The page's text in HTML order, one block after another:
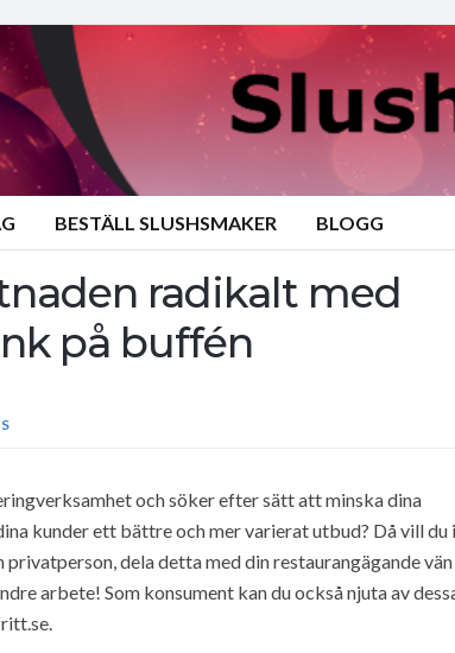
BESTÄLL SLUSHSMAKER BLOGG
radikalt med
på buffén
och söker efter sätt att minska dina
kunder ett bättre och mer varierat utbud? Då vill du
privatperson, dela detta med din restaurangägande
arbete! Som konsument kan du också njuta av